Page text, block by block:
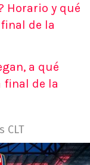
Horario y qué
de la
a qué
final de la
CLT